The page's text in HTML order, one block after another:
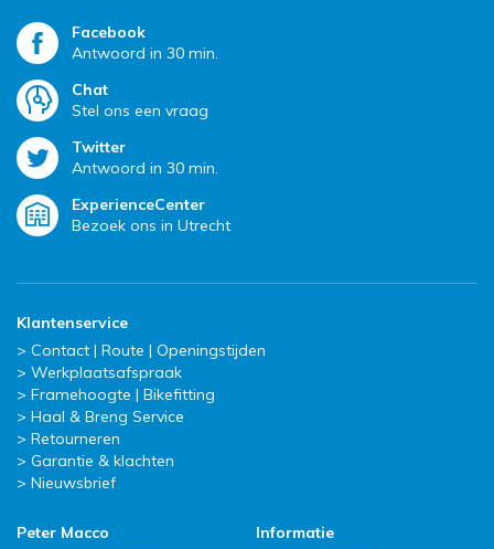
Facebook
Antwoord in 30 min.
Chat
Stel ons een vraag
Twitter
Antwoord in 30 min.
ExperienceCenter
Bezoek ons in Utrecht
Klantenservice
Contact | Route | Openingstijden
Werkplaatsafspraak
Framehoogte | Bikefitting
Haal & Breng Service
Retourneren
Garantie & klachten
Nieuwsbrief
Peter Macco
Informatie